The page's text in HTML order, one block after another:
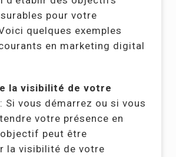
pour votre
quelques exemples
en marketing digital
la visibilité de votre
: Si vous démarrez ou si vous
votre présence en
peut être
la visibilité de votre